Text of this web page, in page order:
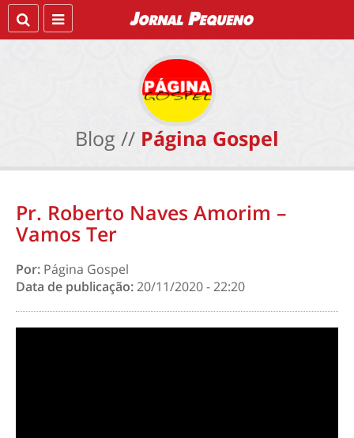
Blog // Página Gospel
Pr. Roberto Naves Amorim –
Vamos Ter
Por: Página Gospel
Data de publicação:20/11/2020 - 22:20